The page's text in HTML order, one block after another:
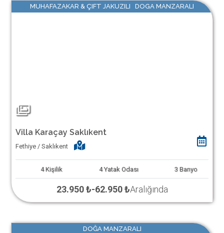
MUHAFAZAKAR & ÇIFT JAKUZILI DOGA MANZARALI
Villa Karaçay Saklıkent
Fethiye / Saklıkent
4 Kişilik 4 Yatak Odası 3 Banyo
23.950 ₺-62.950 ₺Aralığında
DOĞA MANZARALI